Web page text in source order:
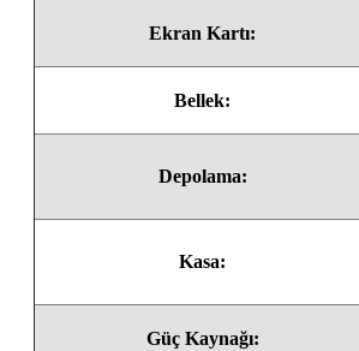
Ekran Kartı:
Bellek:
Depolama:
Kasa:
Güç Kaynağı: